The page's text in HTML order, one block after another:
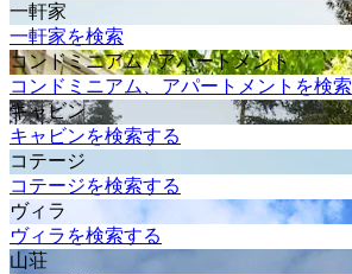
一軒家
一軒家を検索
コンドミニアム / アパートメント
コンドミニアム、アパートメントを検索
キャビン
キャビンを検索する
コテージ
コテージを検索する
ヴィラ
ヴィラを検索する
山荘